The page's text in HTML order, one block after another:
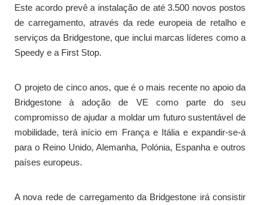
Este acordo prevê a instalação de até 3.500 novos postos
de carregamento, através da rede europeia de retalho e
serviços da Bridgestone, que inclui marcas líderes como a
Speedy e a First Stop.
O projeto de cinco anos, que é o mais recente no apoio da
Bridgestone à adoção de VE como parte do seu
compromisso de ajudar a moldar um futuro sustentável de
mobilidade, terá início em França e Itália e expandir-se-á
para o Reino Unido, Alemanha, Polónia, Espanha e outros
países europeus.
A nova rede de carregamento da Bridgestone irá consistir